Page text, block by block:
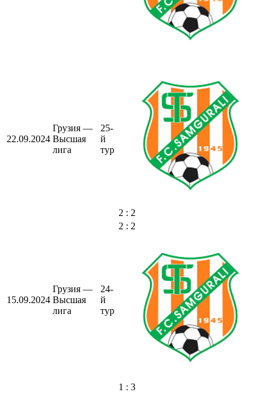
22.09.2024
Грузия —
Высшая
лига
25-
й
тур
2 : 2
15.09.2024
Грузия —
Высшая
лига
24-
й
тур
2 : 2
1 : 3